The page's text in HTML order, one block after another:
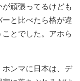
頑張ってるけども
と比べたら格が違
とでした。アホら
ンマに日本は、デ